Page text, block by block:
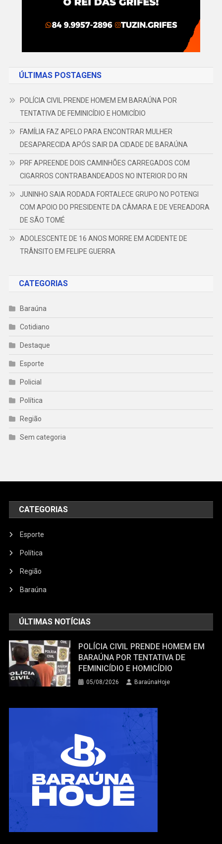
ÚLTIMAS POSTAGENS
POLÍCIA CIVIL PRENDE HOMEM EM BARAÚNA POR
TENTATIVA DE FEMINICÍDIO E HOMICÍDIO
FAMÍLIA FAZ APELO PARA ENCONTRAR MULHER
DESAPARECIDA APÓS SAIR DA CIDADE DE BARAÚNA
PRF APREENDE DOIS CAMINHÕES CARREGADOS COM
CIGARROS CONTRABANDEADOS NO INTERIOR DO RN
JUNINHO SAIA RODADA FORTALECE GRUPO NO POTENGI
COM APOIO DO PRESIDENTE DA CÂMARA E DE VEREADORA
DE SÃO TOMÉ
ADOLESCENTE DE 16 ANOS MORRE EM ACIDENTE DE
TRÂNSITO EM FELIPE GUERRA
CATEGORIAS
Baraúna
Cotidiano
Destaque
Esporte
Policial
Política
Região
Sem categoria
CATEGORIAS
Esporte
Política
Região
Baraúna
ÚLTIMAS NOTÍCIAS
POLÍCIA CIVIL PRENDE HOMEM EM
BARAÚNA POR TENTATIVA DE
FEMINICÍDIO E HOMICÍDIO
05/08/2026 BaraúnaHoje